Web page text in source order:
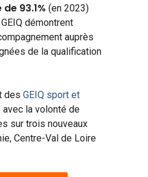
93.1% (en 2023)
démontrent
auprès
de la qualification
des GEIQ sport et
avec la volonté de
sur trois nouveaux
Centre-Val de Loire